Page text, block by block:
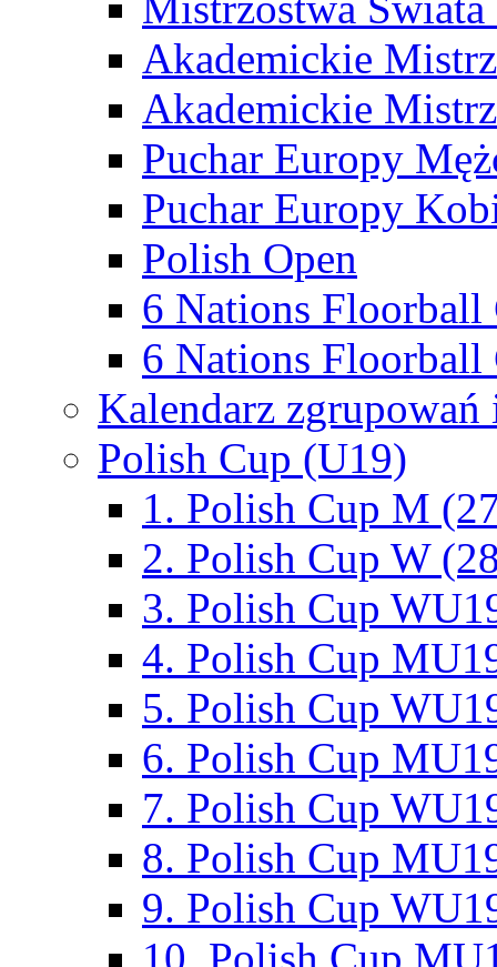
Akademickie
Akademickie
Puchar Europy
Puchar Europy
Polish Open
6 Nations Floorball
6 Nations Floorball
Kalendarz
Polish Cup (U19)
1. Polish Cup M
2. Polish Cup W
3. Polish Cup
4. Polish Cup
5. Polish Cup
6. Polish Cup
7. Polish Cup
8. Polish Cup
9. Polish Cup
10. Polish Cup